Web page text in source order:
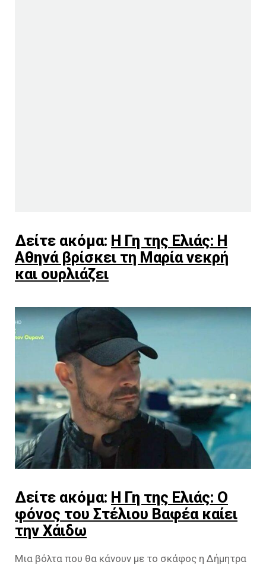
Δείτε ακόμα: Η Γη της Ελιάς: Η
Αθηνά βρίσκει τη Μαρία νεκρή
και ουρλιάζει
Δείτε ακόμα: Η Γη της Ελιάς: Ο
φόνος του Στέλιου Βαφέα καίει
την Χάιδω
Μια βόλτα που θα κάνουν με το σκάφος η Δήμητρα